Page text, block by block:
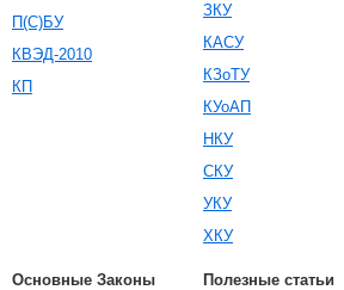
П(С)БУ
КВЭД-2010
КП
ЗКУ
КАСУ
КЗоТУ
КУоАП
НКУ
СКУ
УКУ
ХКУ
Основные Законы
Полезные статьи